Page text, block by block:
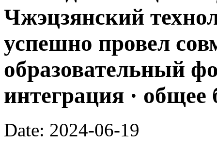
Чжэцзянский
успешно провел
образовательный
интеграция · общее
Date: 2024-06-19